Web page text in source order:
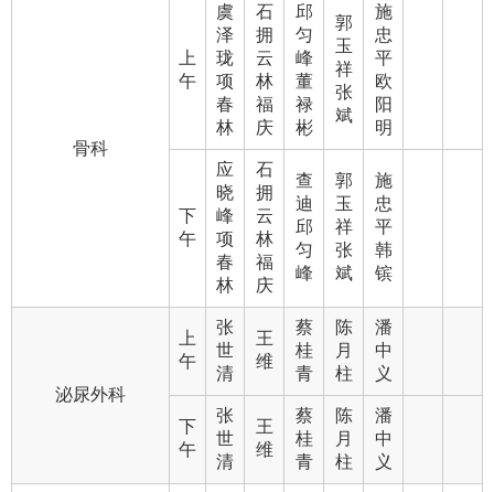
骨科
上
午
虞
泽
珑
项
春
林
石
拥
云
林
福
庆
邱
匀
峰
董
禄
彬
郭
玉
祥
张
斌
施
忠
平
欧
阳
明
下
午
应
晓
峰
项
春
林
石
拥
云
林
福
庆
查
迪
邱
匀
峰
郭
玉
祥
张
斌
施
忠
平
韩
镔
泌尿外科
上
午
张
世
清
王
维
蔡
桂
青
陈
月
柱
潘
中
义
下
午
张
世
清
王
维
蔡
桂
青
陈
月
柱
潘
中
义